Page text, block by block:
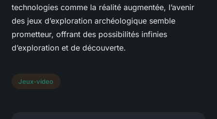
technologies comme la réalité augmentée, l’avenir
des jeux d’exploration archéologique semble
prometteur, offrant des possibilités infinies
d’exploration et de découverte.
Jeux-video